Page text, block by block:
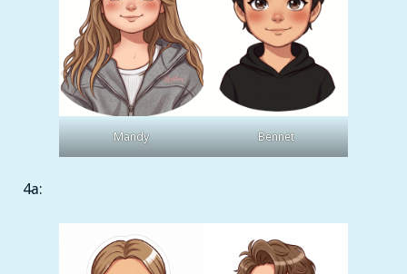
Mandy Bennet
4a: